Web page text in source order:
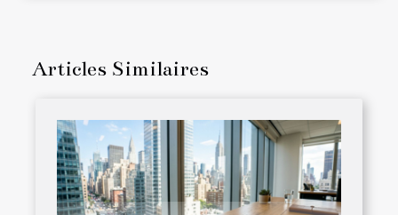
Articles Similaires